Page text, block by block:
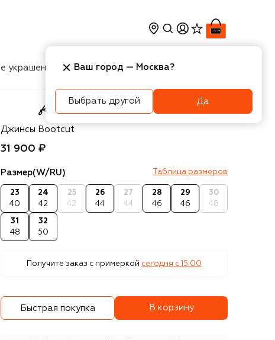
украшения Косметика Интерьер
7 For All Mankind
Джинсы Bootcut
31 900 ₽
Размер(W/RU) Таблица размеров
23
40
24
42
25
42
26
44
27
44
28
46
29
46
30
48
31
48
32
50
Получите заказ с примеркой сегодня c 15:00
Быстрая покупка В корзину
Ваш город — Москва?
Выбрать другой Да